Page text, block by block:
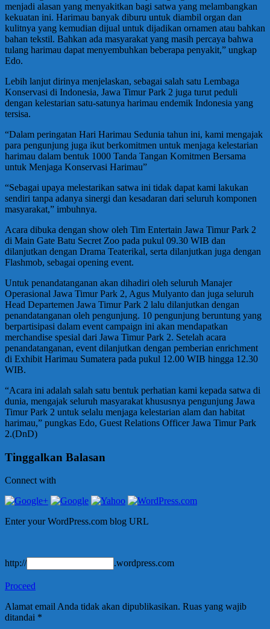
menjadi alasan yang menyakitkan bagi satwa yang melambangkan
kekuatan ini. Harimau banyak diburu untuk diambil organ dan
kulitnya yang kemudian dijual untuk dijadikan ornamen atau bahkan
bahan tekstil. Bahkan ada masyarakat yang masih percaya bahwa
tulang harimau dapat menyembuhkan beberapa penyakit,” ungkap
Edo.
Lebih lanjut dirinya menjelaskan, sebagai salah satu Lembaga
Konservasi di Indonesia, Jawa Timur Park 2 juga turut peduli
dengan kelestarian satu-satunya harimau endemik Indonesia yang
tersisa.
“Dalam peringatan Hari Harimau Sedunia tahun ini, kami mengajak
para pengunjung juga ikut berkomitmen untuk menjaga kelestarian
harimau dalam bentuk 1000 Tanda Tangan Komitmen Bersama
untuk Menjaga Konservasi Harimau”
“Sebagai upaya melestarikan satwa ini tidak dapat kami lakukan
sendiri tanpa adanya sinergi dan kesadaran dari seluruh komponen
masyarakat,” imbuhnya.
Acara dibuka dengan show oleh Tim Entertain Jawa Timur Park 2
di Main Gate Batu Secret Zoo pada pukul 09.30 WIB dan
dilanjutkan dengan Drama Teaterikal, serta dilanjutkan juga dengan
Flashmob, sebagai opening event.
Untuk penandatanganan akan dihadiri oleh seluruh Manajer
Operasional Jawa Timur Park 2, Agus Mulyanto dan juga seluruh
Head Departemen Jawa Timur Park 2 lalu dilanjutkan dengan
penandatanganan oleh pengunjung. 10 pengunjung beruntung yang
berpartisipasi dalam event campaign ini akan mendapatkan
merchandise spesial dari Jawa Timur Park 2. Setelah acara
penandatanganan, event dilanjutkan dengan pemberian enrichment
di Exhibit Harimau Sumatera pada pukul 12.00 WIB hingga 12.30
WIB.
“Acara ini adalah salah satu bentuk perhatian kami kepada satwa di
dunia, mengajak seluruh masyarakat khususnya pengunjung Jawa
Timur Park 2 untuk selalu menjaga kelestarian alam dan habitat
harimau,” pungkas Edo, Guest Relations Officer Jawa Timur Park
2.(DnD)
Tinggalkan Balasan
Connect with
Enter your WordPress.com blog URL
http:// .wordpress.com
Proceed
Alamat email Anda tidak akan dipublikasikan. Ruas yang wajib
ditandai *